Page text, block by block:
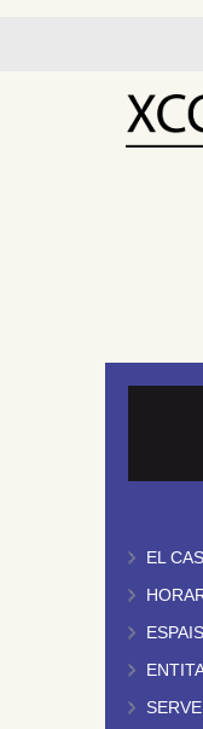
EL
ESPAIS